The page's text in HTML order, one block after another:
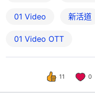
01 Video 新活道
01‌ ‌Video‌ ‌OTT
11 0